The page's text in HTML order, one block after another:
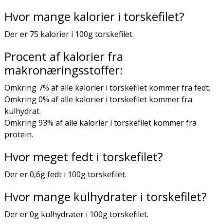
Hvor mange kalorier i torskefilet?
Der er 75 kalorier i 100g torskefilet.
Procent af kalorier fra
makronæringsstoffer:
Omkring 7% af alle kalorier i torskefilet kommer fra fedt.
Omkring 0% af alle kalorier i torskefilet kommer fra
kulhydrat.
Omkring 93% af alle kalorier i torskefilet kommer fra
protein.
Hvor meget fedt i torskefilet?
Der er 0,6g fedt i 100g torskefilet.
Hvor mange kulhydrater i torskefilet?
Der er 0g kulhydrater i 100g torskefilet.